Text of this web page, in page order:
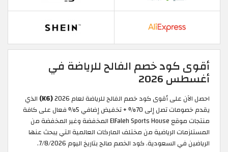
أقوى كود خصم الفالح للرياضة في
أغسطس 2026
احصل الآن على أقوى كود خصم الفالح للرياضة لعام 2026 (K6)
الذي
يقدم خصومات تصل إلى 70% + تخفيض إضافي 5% فعال على كافة
منتجات موقع ElFaleh Sports House المخفضة وغير المخفضة من
المستلزمات الرياضية من مختلف الماركات العالمية التي يبحث عنها
الرياضين في السعودية. كود الخصم صالح بتاريخ اليوم 7/8/2026.